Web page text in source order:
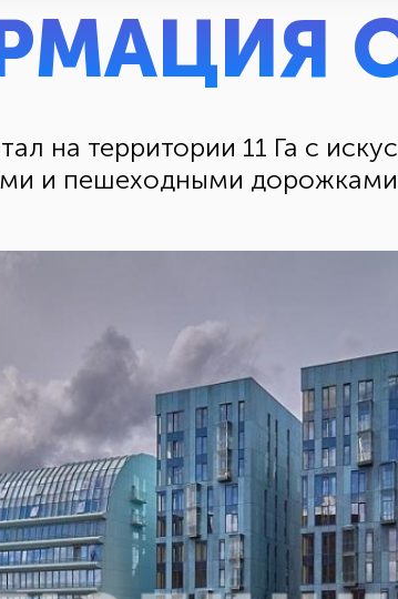
на территории 11 Га с
и пешеходными дорожками